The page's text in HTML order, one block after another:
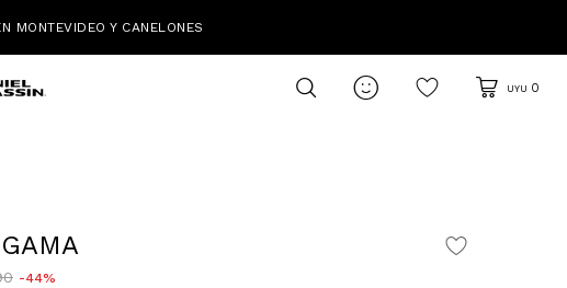
MONTEVIDEO Y CANELONES
 UYU 0
44